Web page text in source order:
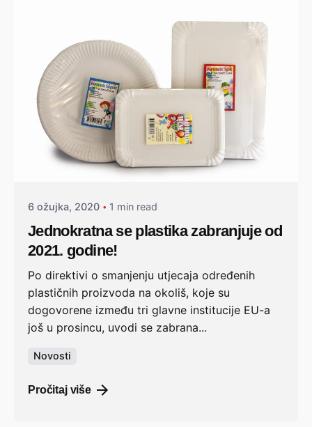
6 ožujka, 2020 1 min read
Jednokratna se plastika zabranjuje od
2021. godine!
Po direktivi o smanjenju utjecaja određenih
plastičnih proizvoda na okoliš, koje su
dogovorene između tri glavne institucije EU-a
još u prosincu, uvodi se zabrana...
Novosti
Pročitaj više